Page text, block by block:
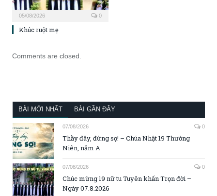
05/08/2026 0
Khúc ruột mẹ
Comments are closed.
BÀI MỚI NHẤT BÀI GẦN ĐÂY
07/08/2026 0
Thầy đây, đừng sợ! – Chúa Nhật 19 Thường
Niên, năm A
07/08/2026 0
Chúc mừng 19 nữ tu Tuyên khấn Trọn đời –
Ngày 07.8.2026